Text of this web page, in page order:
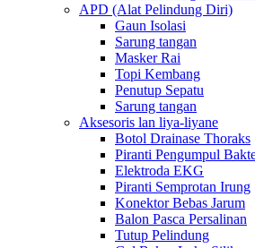
APD (Alat Pelindung Diri)
Gaun Isolasi
Sarung tangan
Masker Rai
Topi Kembang
Penutup Sepatu
Sarung tangan
Aksesoris lan liya-liyane
Botol Drainase Thoraks
Piranti Pengumpul
Elektroda EKG
Piranti Semprotan Irung
Konektor Bebas Jarum
Balon Pasca Persalinan
Tutup Pelindung